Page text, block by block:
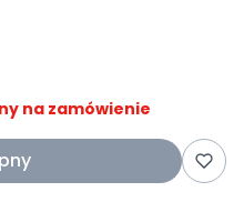
na zamówienie